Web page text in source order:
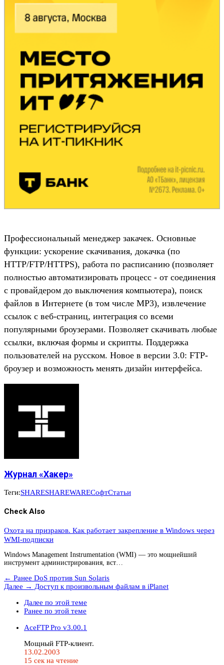
Профессиональный менеджер закачек. Основные
функции: ускорение скачивания, докачка (по
HTTP/FTP/HTTPS), работа по расписанию (позволяет
полностью автоматизировать процесс - от соединения
с провайдером до выключения компьютера), поиск
файлов в Интернете (в том числе MP3), извлечение
ссылок с веб-страниц, интеграция со всеми
популярными броузерами. Позволяет скачивать любые
ссылки, включая формы и скрипты. Поддержка
пользователей на русском. Новое в версии 3.0: FTP-
броузер и возможность менять дизайн интерфейса.
Журнал «Хакер»
Теги:SHARESHAREWAREСофтСтатьи
Check Also
Охота на призраков. Как работает закрепление в Windows через
WMI-подписки
Windows Management Instrumentation (WMI) — это мощнейший
инструмент администрирования, вст…
← Ранее DoS против Sun Solaris
Далее → Доступ к произвольным файлам в iPlanet
Далее по этой теме
Ранее по этой теме
AceFTP Pro v3.00.1
Мощный FTP-клиент.
13.02.2003
15 сек на чтение